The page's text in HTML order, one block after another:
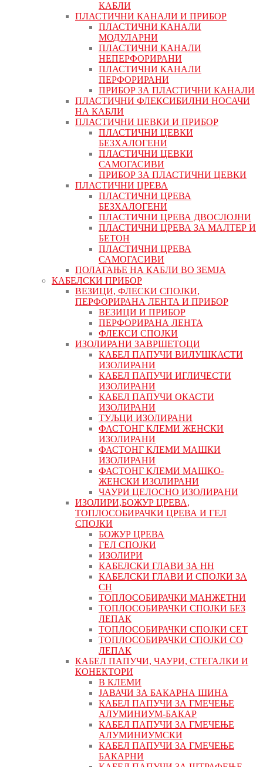
КАБЛИ
ПЛАСТИЧНИ КАНАЛИ И ПРИБОР
ПЛАСТИЧНИ КАНАЛИ
МОДУЛАРНИ
ПЛАСТИЧНИ КАНАЛИ
НЕПЕРФОРИРАНИ
ПЛАСТИЧНИ КАНАЛИ
ПЕРФОРИРАНИ
ПРИБОР ЗА ПЛАСТИЧНИ КАНАЛИ
ПЛАСТИЧНИ ФЛЕКСИБИЛНИ НОСАЧИ
НА КАБЛИ
ПЛАСТИЧНИ ЦЕВКИ И ПРИБОР
ПЛАСТИЧНИ ЦЕВКИ
БЕЗХАЛОГЕНИ
ПЛАСТИЧНИ ЦЕВКИ
САМОГАСИВИ
ПРИБОР ЗА ПЛАСТИЧНИ ЦЕВКИ
ПЛАСТИЧНИ ЦРЕВА
ПЛАСТИЧНИ ЦРЕВА
БЕЗХАЛОГЕНИ
ПЛАСТИЧНИ ЦРЕВА ДВОСЛОЈНИ
ПЛАСТИЧНИ ЦРЕВА ЗА МАЛТЕР И
БЕТОН
ПЛАСТИЧНИ ЦРЕВА
САМОГАСИВИ
ПОЛАГАЊЕ НА КАБЛИ ВО ЗЕМЈА
КАБЕЛСКИ ПРИБОР
ВЕЗИЦИ, ФЛЕСКИ СПОЈКИ,
ПЕРФОРИРАНА ЛЕНТА И ПРИБОР
ВЕЗИЦИ И ПРИБОР
ПЕРФОРИРАНА ЛЕНТА
ФЛЕКСИ СПОЈКИ
ИЗОЛИРАНИ ЗАВРШЕТОЦИ
КАБЕЛ ПАПУЧИ ВИЛУШКАСТИ
ИЗОЛИРАНИ
КАБЕЛ ПАПУЧИ ИГЛИЧЕСТИ
ИЗОЛИРАНИ
КАБЕЛ ПАПУЧИ ОКАСТИ
ИЗОЛИРАНИ
ТУЉЦИ ИЗОЛИРАНИ
ФАСТОНГ КЛЕМИ ЖЕНСКИ
ИЗОЛИРАНИ
ФАСТОНГ КЛЕМИ МАШКИ
ИЗОЛИРАНИ
ФАСТОНГ КЛЕМИ МАШКO-
ЖЕНСКИ ИЗОЛИРАНИ
ЧАУРИ ЦЕЛОСНО ИЗОЛИРАНИ
ИЗОЛИРИ,БОЖУР ЦРЕВА,
ТОПЛОСОБИРАЧКИ ЦРЕВА И ГЕЛ
СПОЈКИ
БОЖУР ЦРЕВА
ГЕЛ СПОЈКИ
ИЗОЛИРИ
КАБЕЛСКИ ГЛАВИ ЗА НН
КАБЕЛСКИ ГЛАВИ И СПОЈКИ ЗА
СН
ТОПЛОСОБИРАЧКИ МАНЖЕТНИ
ТОПЛОСОБИРАЧКИ СПОЈКИ БЕЗ
ЛЕПАК
ТОПЛОСОБИРАЧКИ СПОЈКИ СЕТ
ТОПЛОСОБИРАЧКИ СПОЈКИ СО
ЛЕПАК
КАБЕЛ ПАПУЧИ, ЧАУРИ, СТЕГАЛКИ И
КОНЕКТОРИ
В КЛЕМИ
ЈАВАЧИ ЗА БАКАРНА ШИНА
КАБЕЛ ПАПУЧИ ЗА ГМЕЧЕЊЕ
АЛУМИНИУМ-БАКАР
КАБЕЛ ПАПУЧИ ЗА ГМЕЧЕЊЕ
АЛУМИНИУМСКИ
КАБЕЛ ПАПУЧИ ЗА ГМЕЧЕЊЕ
БАКАРНИ